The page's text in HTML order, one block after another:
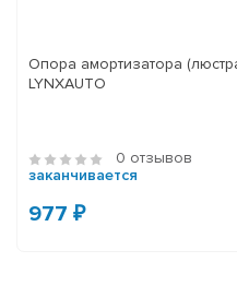
Опора амортизатора
LYNXAUTO
0 отзывов
заканчивается
977 ₽